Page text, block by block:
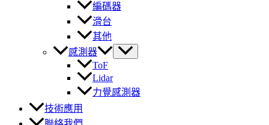
編碼器
滑台
其他
感測器
ToF
Lidar
力覺感測器
技術應用